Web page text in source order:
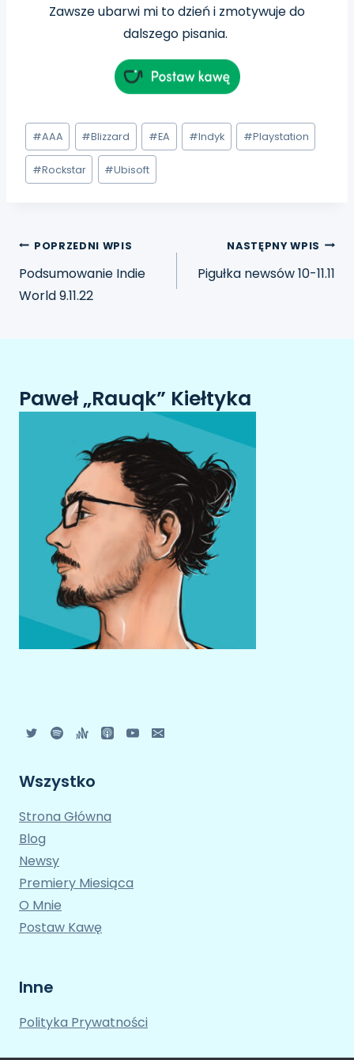
Zawsze ubarwi mi to dzień i zmotywuje do
dalszego pisania.
#AAA #Blizzard #EA #Indyk #Playstation
#Rockstar #Ubisoft
POPRZEDNI WPIS
Podsumowanie Indie
World 9.11.22
NASTĘPNY WPIS
Pigułka newsów 10-11.11
Paweł „Rauqk” Kiełtyka
Wszystko
Strona Główna
Blog
Newsy
Premiery Miesiąca
O Mnie
Postaw Kawę
Inne
Polityka Prywatności